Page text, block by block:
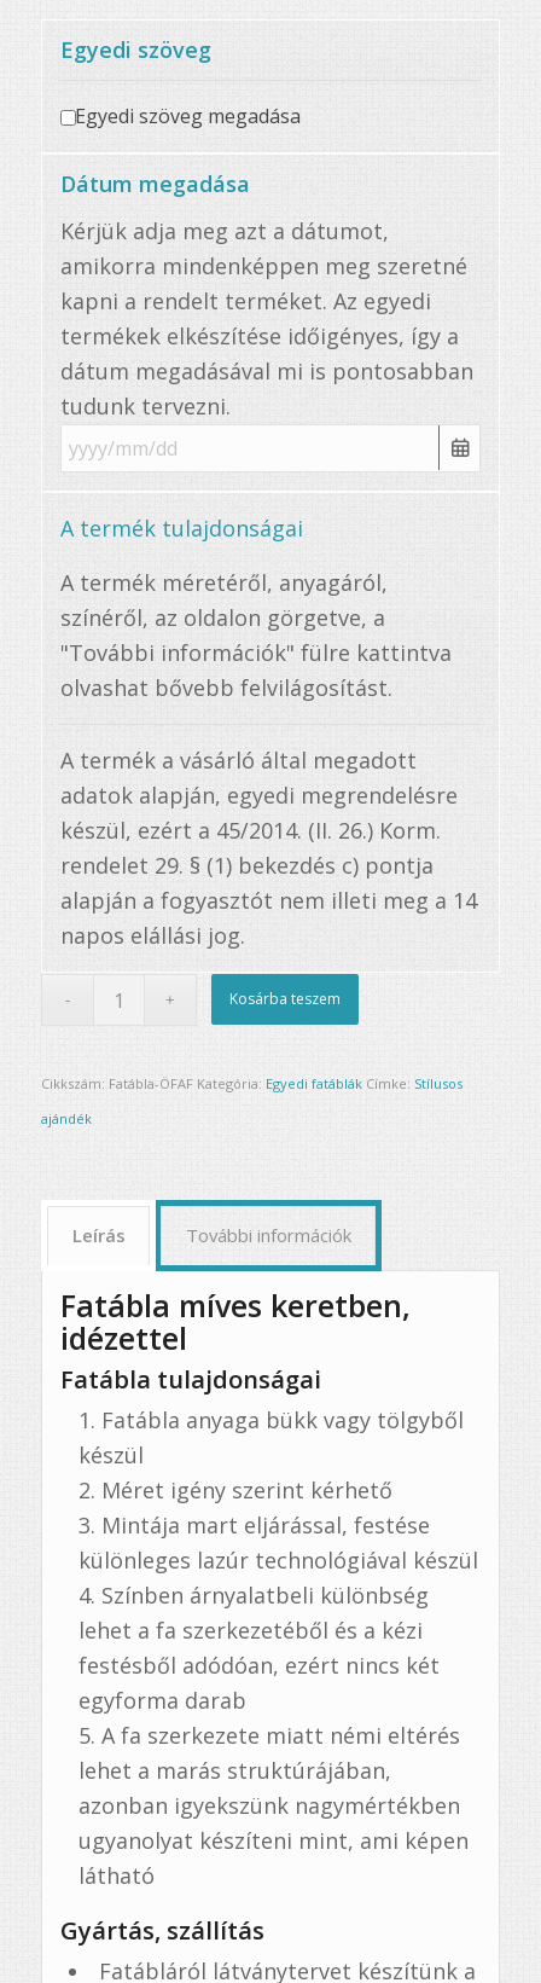
Egyedi szöveg
Egyedi szöveg megadása
Dátum megadása
Kérjük adja meg azt a dátumot,
amikorra mindenképpen meg szeretné
kapni a rendelt terméket. Az egyedi
termékek elkészítése időigényes, így a
dátum megadásával mi is pontosabban
tudunk tervezni.
A termék tulajdonságai
A termék méretéről, anyagáról,
színéről, az oldalon görgetve, a
"További információk" fülre kattintva
olvashat bővebb felvilágosítást.
A termék a vásárló által megadott
adatok alapján, egyedi megrendelésre
készül, ezért a 45/2014. (II. 26.) Korm.
rendelet 29. § (1) bekezdés c) pontja
alapján a fogyasztót nem illeti meg a 14
napos elállási jog.
Kosárba teszem
Cikkszám: Fatábla-ÖFAF Kategória: Egyedi fatáblák Címke: Stílusos
ajándék
Leírás További információk
Fatábla míves keretben,
idézettel
Fatábla tulajdonságai
Fatábla anyaga bükk vagy tölgyből
készül
Méret igény szerint kérhető
Mintája mart eljárással, festése
különleges lazúr technológiával készül
Színben árnyalatbeli különbség
lehet a fa szerkezetéből és a kézi
festésből adódóan, ezért nincs két
egyforma darab
A fa szerkezete miatt némi eltérés
lehet a marás struktúrájában,
azonban igyekszünk nagymértékben
ugyanolyat készíteni mint, ami képen
látható
Gyártás, szállítás
Fatábláról látványtervet készítünk a